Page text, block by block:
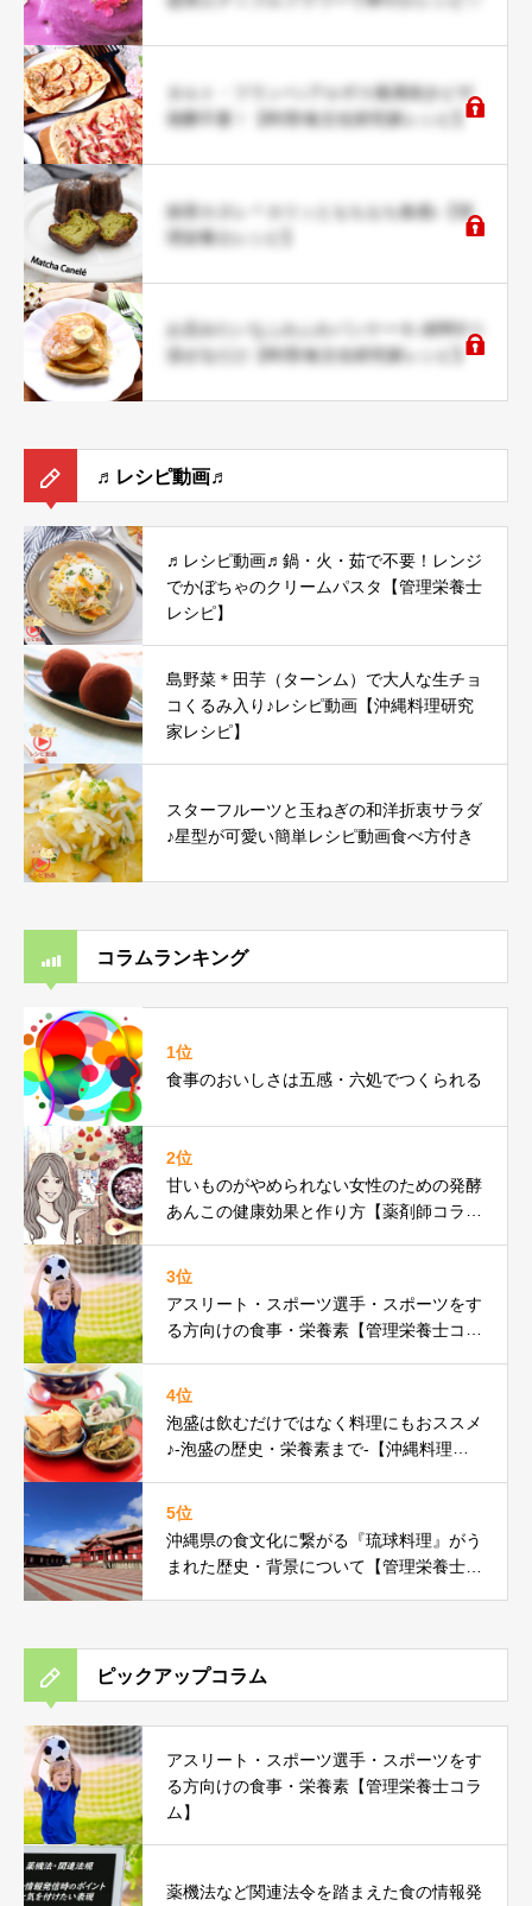
タルト・フランベ♪アルザス風薄焼きピザ
発酵不要！【料理/食文化研究家レシピ】
抹茶カヌレ＊カリッともちもち食感♪【管
理栄養士レシピ】
お店みたいなふわふわパンケーキ♪材料5つ
混ぜるだけ【料理/食文化研究家レシピ】
♬レシピ動画♬
♬レシピ動画♬鍋・火・茹で不要！レンジ
でかぼちゃのクリームパスタ【管理栄養士
レシピ】
島野菜＊田芋（ターンム）で大人な生チョ
コくるみ入り♪レシピ動画【沖縄料理研究
家レシピ】
スターフルーツと玉ねぎの和洋折衷サラダ
♪星型が可愛い簡単レシピ動画食べ方付き
コラムランキング
1位
食事のおいしさは五感・六処でつくられる
2位
甘いものがやめられない女性のための発酵
あんこの健康効果と作り方【薬剤師コラ
3位
アスリート・スポーツ選手・スポーツをす
る方向けの食事・栄養素【管理栄養士コラ
4位
泡盛は飲むだけではなく料理にもおススメ
♪-泡盛の歴史・栄養素まで-【沖縄料理研
5位
沖縄県の食文化に繋がる『琉球料理』がう
まれた歴史・背景について【管理栄養士コ
ピックアップコラム
アスリート・スポーツ選手・スポーツをす
る方向けの食事・栄養素【管理栄養士コラ
ム】
薬機法など関連法令を踏まえた食の情報発